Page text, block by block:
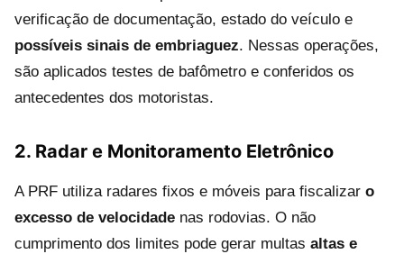
verificação de documentação, estado do veículo e
possíveis sinais de embriaguez. Nessas operações,
são aplicados testes de bafômetro e conferidos os
antecedentes dos motoristas.
2. Radar e Monitoramento Eletrônico
A PRF utiliza radares fixos e móveis para fiscalizar o
excesso de velocidade nas rodovias. O não
cumprimento dos limites pode gerar multas altas e